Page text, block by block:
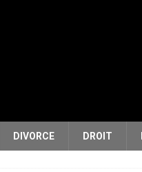
DIVORCE DROIT